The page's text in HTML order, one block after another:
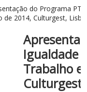
do Programa
de 2014, Culturgest,
Igualdade
Trabalho e